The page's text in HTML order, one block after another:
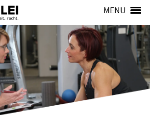
MENU